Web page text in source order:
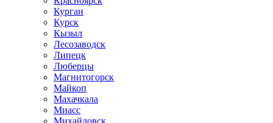
Курган
Курск
Кызыл
Лесозаводск
Липецк
Люберцы
Магнитогорск
Майкоп
Махачкала
Миасс
Михайловск